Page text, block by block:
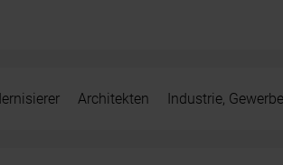
Architekten Industrie,